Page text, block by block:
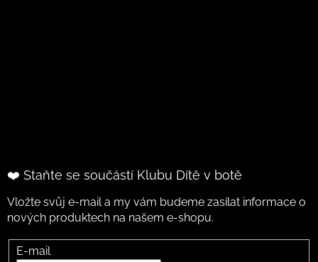
❤️ Staňte se součástí Klubu Dítě v botě
Vložte svůj e-mail a my vám budeme zasílat informace o
nových produktech na našem e-shopu.
E-mail